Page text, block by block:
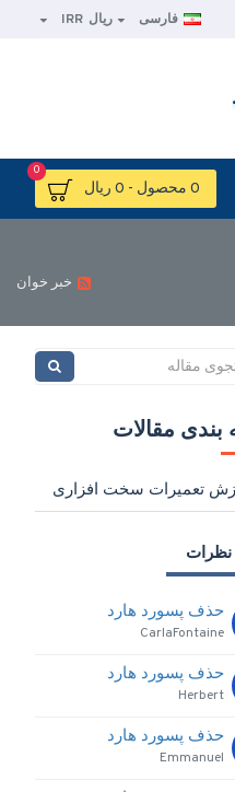
فارسی ریال IRR
0 محصول - 0 ریال
0
خبر خوان
بندی مقالات
تعمیرات سخت افزاری
نظرات
حذف پسورد هارد
CarlaFontaine
حذف پسورد هارد
Herbert
حذف پسورد هارد
Emmanuel